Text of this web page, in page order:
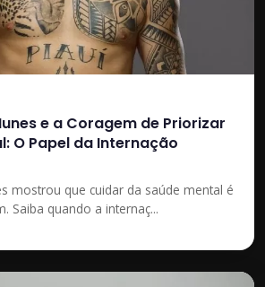
e a Coragem de Priorizar
O Papel da Internação
mostrou que cuidar da saúde mental é
Saiba quando a internaç...